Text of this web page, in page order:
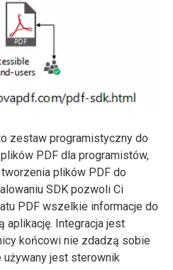
zestaw programistyczny do
PDF dla programistów,
plików PDF do
SDK pozwoli Ci
PDF wszelkie informacje do
aplikację. Integracja jest
końcowi nie zdadzą sobie
używany jest sterownik